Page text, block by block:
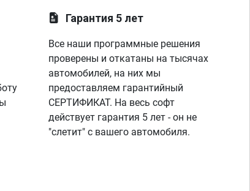
Гарантия 5 лет
Все наши программные решения
проверены и откатаны на тысячах
автомобилей, на них мы
предоставляем гарантийный
СЕРТИФИКАТ. На весь софт
действует гарантия 5 лет - он не
"слетит" с вашего автомобиля.